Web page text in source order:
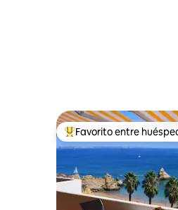
De los mejores en
Favorito entre